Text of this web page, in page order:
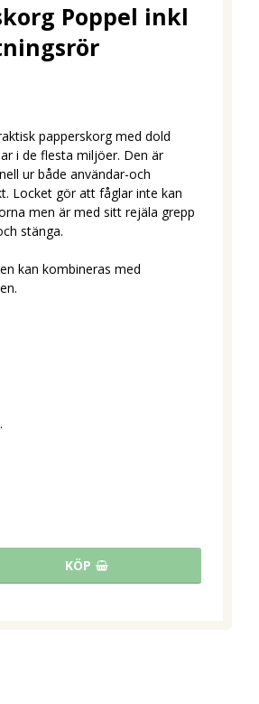
Poppel inkl
papperskorg med dold
i de flesta miljöer. Den är
ur både användar-och
Locket gör att fåglar inte kan
men är med sitt rejäla grepp
stänga.
kan kombineras med
KÖP